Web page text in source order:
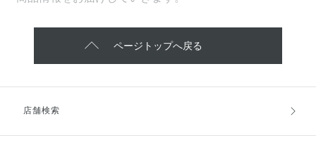
ページトップへ戻る
店舗検索